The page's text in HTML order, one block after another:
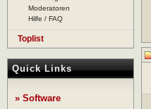
Moderatoren
Hilfe / FAQ
Toplist
Quick Links
» Software